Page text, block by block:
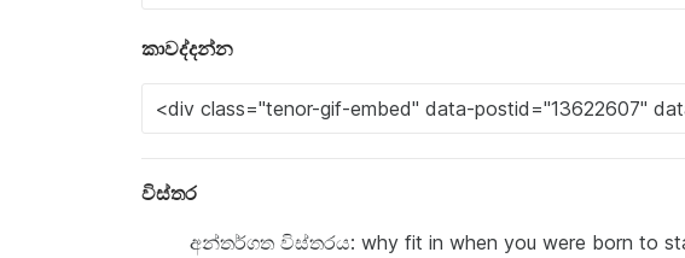
කාවද්දන්න
විස්තර
අන්තර්ගත විස්තරය: why fit in when you were born to